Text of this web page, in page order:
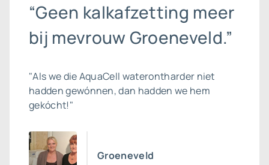
“Geen kalkafzetting meer
bij mevrouw Groeneveld.”
"Als we die AquaCell waterontharder niet
hadden gewónnen, dan hadden we hem
gekócht!"
Groeneveld